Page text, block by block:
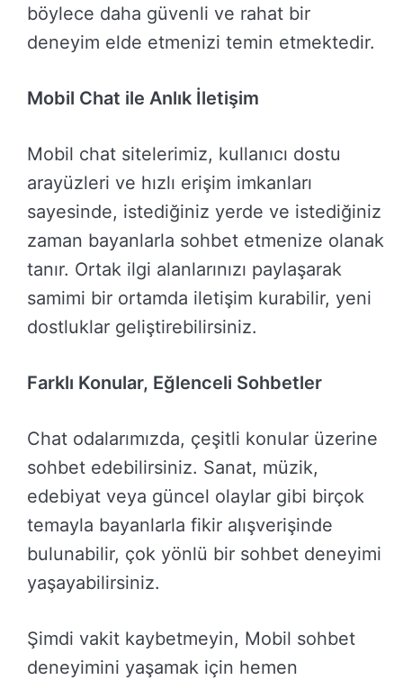
böylece daha güvenli ve rahat bir
deneyim elde etmenizi temin etmektedir.
Mobil Chat ile Anlık İletişim
Mobil chat sitelerimiz, kullanıcı dostu
arayüzleri ve hızlı erişim imkanları
sayesinde, istediğiniz yerde ve istediğiniz
zaman bayanlarla sohbet etmenize olanak
tanır. Ortak ilgi alanlarınızı paylaşarak
samimi bir ortamda iletişim kurabilir, yeni
dostluklar geliştirebilirsiniz.
Farklı Konular, Eğlenceli Sohbetler
Chat odalarımızda, çeşitli konular üzerine
sohbet edebilirsiniz. Sanat, müzik,
edebiyat veya güncel olaylar gibi birçok
temayla bayanlarla fikir alışverişinde
bulunabilir, çok yönlü bir sohbet deneyimi
yaşayabilirsiniz.
Şimdi vakit kaybetmeyin, Mobil sohbet
deneyimini yaşamak için hemen